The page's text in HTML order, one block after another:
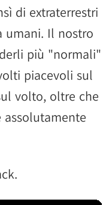
di extraterrestri
umani. Il nostro
più "normali"
piacevoli sul
volto, oltre che